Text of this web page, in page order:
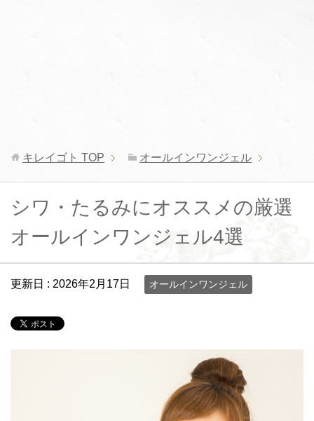
キレイゴト TOP オールインワンジェル
シワ・たるみにオススメの厳選
オールインワンジェル4選
更新日 : 2026年2月17日 オールインワンジェル